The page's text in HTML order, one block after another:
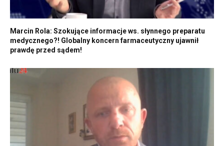
Marcin Rola: Szokujące informacje ws. słynnego preparatu
medycznego?! Globalny koncern farmaceutyczny ujawnił
prawdę przed sądem!